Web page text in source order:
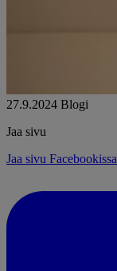
27.9.2024 Blogi
Jaa sivu
Jaa sivu Facebookissa